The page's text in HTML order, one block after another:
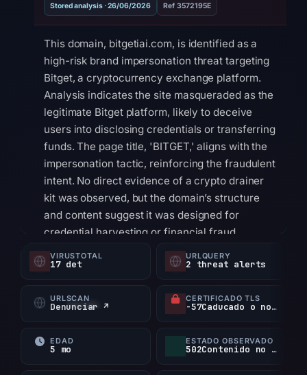
Stored analysis · 26/06/2026 Ref 3572195E
This domain, bitgetiai.com, is identified as a
high-risk brand impersonation threat targeting
Bitget, a cryptocurrency exchange platform.
Analysis indicates the site masqueraded as the
legitimate Bitget platform, likely to deceive
users into disclosing credentials or transferring
funds. The page title, 'BITGET,' aligns with the
impersonation tactic, reinforcing the fraudulent
intent. No direct evidence of a crypto drainer
kit was observed, but the domain’s structure
and content suggest it was designed for
credential harvesting or financial fraud.
Infrastructure analysis reveals the domain was
registered through GoDaddy.com, LLC on
that may indicate registry manipulation or
typo-squatting. It resolved to the IP address
162.245.220.29, hosted under AS150452
(LANDUPS LIMITED) in Hong Kong. Google
VIRUSTOTAL
17 det
URLQUERY
2 threat alerts
URLSCAN
Denunciar ↗
CERTIFICADO TLS
-57Caducado o no verificado d
EDAD
5 mo
ESTADO OBSERVADO
502Contenido no disponible